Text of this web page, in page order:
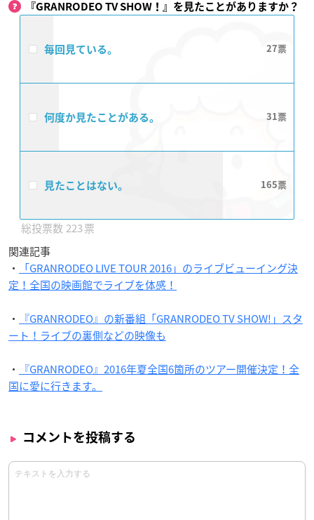
『GRANRODEO TV SHOW！』を見たことがありますか？
毎回見ている。 27
何度か見たことがある。 31
見たことはない。 165
223
関連記事
・
「GRANRODEO LIVE TOUR 2016」のライブビューイング決
定！全国の映画館でライブを体感！
・
『GRANRODEO』の新番組「GRANRODEO TV SHOW!」スタ
ート！ライブの裏側などの映像も
・
『GRANRODEO』2016年夏全国6箇所のツアー開催決定！全
国に愛に行きます。
コメントを投稿する